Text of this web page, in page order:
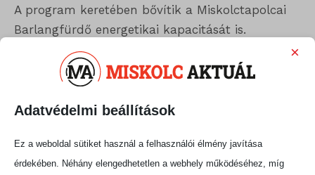
A program keretében bővítik a Miskolctapolcai
Barlangfürdő energetikai kapacitását is.
Hollósy András közlése szerint a fejlesztések
előkészületei már megkezdődtek, és
Megosztás:
Adatvédelmi beállítások
×
Ez a weboldal sütiket használ a felhasználói élmény javítása
érdekében. Néhány elengedhetetlen a webhely működéséhez, míg